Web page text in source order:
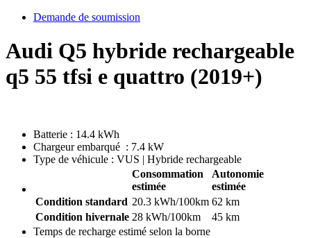
Demande de soumission
Audi Q5 hybride rechargeable
q5 55 tfsi e quattro (2019+)
Batterie : 14.4 kWh
Chargeur embarqué : 7.4 kW
Type de véhicule : VUS | Hybride rechargeable
Consommation
estimée
Autonomie
estimée
Condition standard 20.3 kWh/100km 62 km
Condition hivernale 28 kWh/100km
45 km
Temps de recharge estimé selon la borne